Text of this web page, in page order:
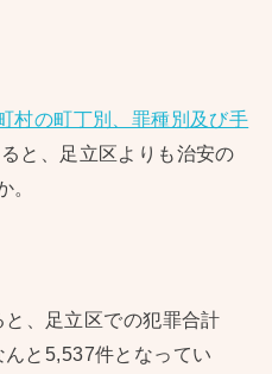
村の町丁別、罪種別及び手
と、足立区よりも治安の
。
、足立区での犯罪合計
と5,537件となってい